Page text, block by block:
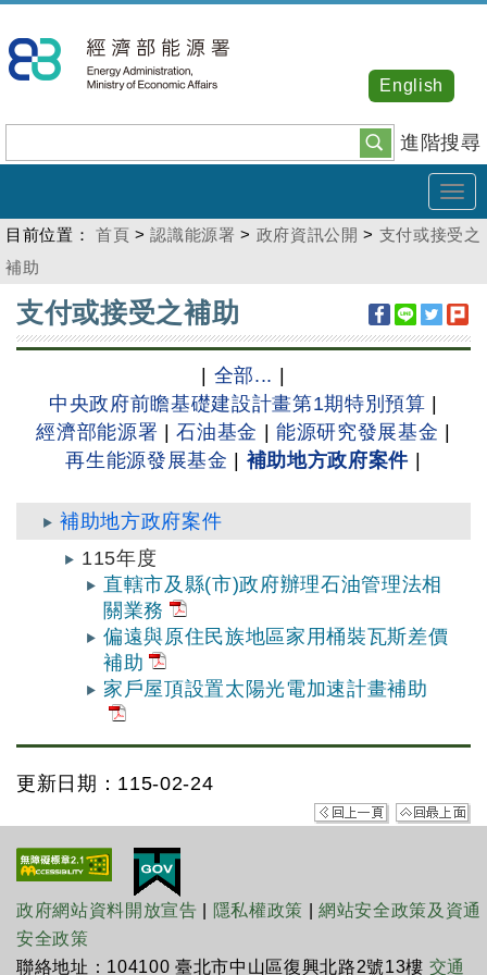
到
主
內
容
進階搜尋
English
目前位置： 首頁 >認識能源署 > 政府資訊公開 > 支付或接受之
補助
:::
支付或接受之補助
全部...
中央政府前瞻基礎建設計畫第1期特別預算
經濟部能源署 |石油基金 能源研究發展基金
再生能源發展基金
補助地方政府案件
補助地方政府案件
115年度
直轄市及縣(市)政府辦理石油管理法相
關業務
偏遠與原住民族地區家用桶裝瓦斯差價
補助
家戶屋頂設置太陽光電加速計畫補助
更新日期：115-02-24
政府網站資料開放宣告 隱私權政策 |網站安全政策及資通
安全政策
聯絡地址：104100 臺北市中山區復興北路2號13樓 交通